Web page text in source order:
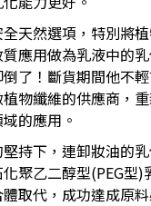
天然選項，特別將
應用做為乳液中的
了！斷貨期間他不
物纖維的供應商，
的應用。
持下，連卸妝油的
聚乙二醇型(PEG型)
取代，成功達成原